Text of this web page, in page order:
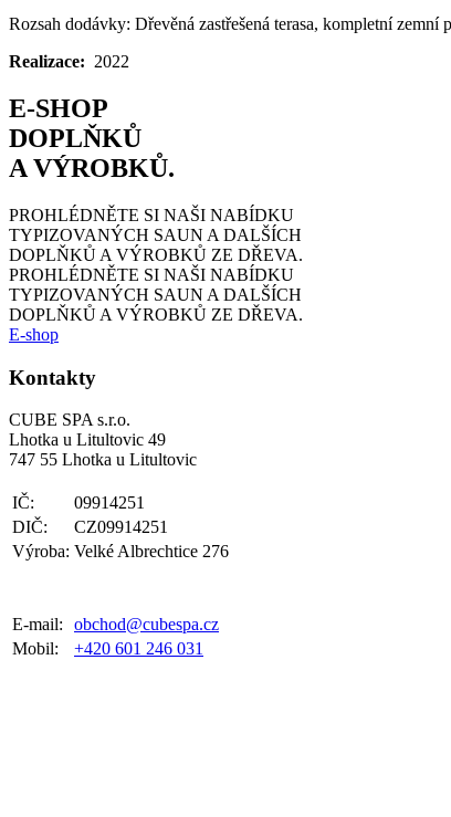
Rozsah dodávky: Dřevěná zastřešená terasa, kompletní
Realizace: 2022
E-SHOP
DOPLŇKŮ
A VÝROBKŮ.
PROHLÉDNĚTE SI NAŠI NABÍDKU
TYPIZOVANÝCH SAUN A DALŠÍCH
DOPLŇKŮ A VÝROBKŮ ZE DŘEVA.
PROHLÉDNĚTE SI NAŠI NABÍDKU
TYPIZOVANÝCH SAUN A DALŠÍCH
DOPLŇKŮ A VÝROBKŮ ZE DŘEVA.
E-shop
Kontakty
CUBE SPA s.r.o.
Lhotka u Litultovic 49
747 55 Lhotka u Litultovic
IČ:
09914251
DIČ:
CZ09914251
Výroba: Velké Albrechtice 276
E-mail:
obchod@cubespa.cz
Mobil:
+420 601 246 031